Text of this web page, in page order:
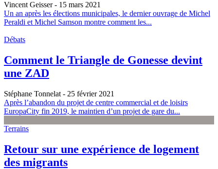
Vincent Geisser- 15 mars 2021
Un an après les élections municipales, le dernier ouvrage de Michel
Peraldi et Michel Samson montre comment les...
Débats
Comment le Triangle de Gonesse devint
une ZAD
Stéphane Tonnelat - 25 février 2021
Après l’abandon du projet de centre commercial et de loisirs
EuropaCity fin 2019, le maintien d’un projet de gare du...
Terrains
Retour sur une expérience de logement
des migrants